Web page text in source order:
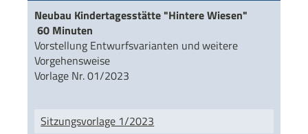
Neubau Kindertagesstätte "Hintere Wiesen"
60 Minuten
Vorstellung Entwurfsvarianten und weitere
Vorgehensweise
Vorlage Nr. 01/2023
Sitzungsvorlage 1/2023